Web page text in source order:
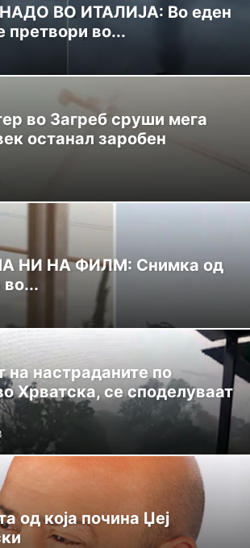
ВО ИТАЛИЈА: Во еден
претвори во...
во Загреб сруши мега
останал заробен
НИ НА ФИЛМ: Снимка од
во...
на настраданите по
Хрватска, се споделуваат
од која почина Џеј